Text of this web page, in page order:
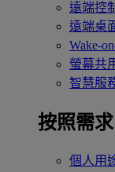
遠端控
遠端桌
Wake-
螢幕共
智慧服
按照需求
個人用